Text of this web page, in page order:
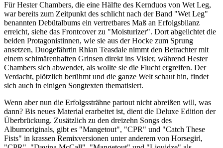
Für Hester Chambers, die eine Hälfte des Kernduos von Wet Leg,
war bereits zum Zeitpunkt des schlicht nach der Band "Wet Leg"
benannten Debütalbums ein vertretbares Maß an Erfolgsbilanz
erreicht, siehe das Frontcover zu "Moisturizer". Dort abgelichtet die
beiden Protagonistinnen, wie sie aus der Hocke zum Sprung
ansetzen, Duogefährtin Rhian Teasdale nimmt den Betrachter mit
einem schimärenhaften Grinsen direkt ins Visier, während Hester
Chambers sich abwendet, als wollte sie die Flucht ergreifen. Der
Verdacht, plötzlich berühmt und die ganze Welt schaut hin, findet
sich auch in einigen Songtexten thematisiert.
Wenn aber nun die Erfolgssträhne partout nicht abreißen will, was
dann? Bis neues Material erarbeitet ist, dient die Deluxe Edition der
Überbrückung. Zusätzlich zu den dreizehn Songs des
Albumoriginals, gibt es "Mangetout", "CPR" und "Catch These
Fists" in krassen Remixversionen unter anderem von Horsegirl,